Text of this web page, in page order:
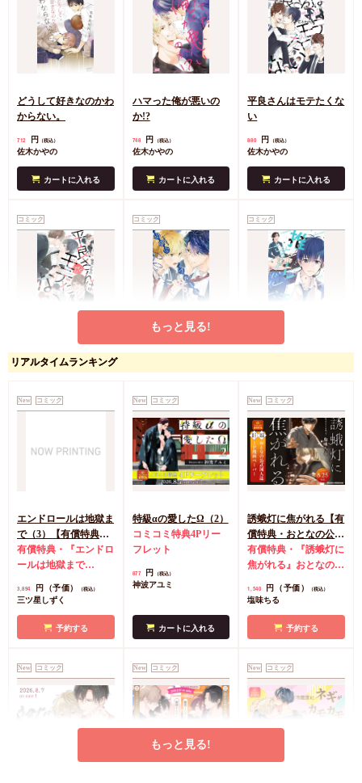
どうして好きなのかわ
からない。
712 円 （税込）
佐木かやの
カートに入れる
ハマった俺が悪いの
か!?
748 円 （税込）
佐木かやの
カートに入れる
平良さんはモテたくな
い
880 円 （税込）
佐木かやの
カートに入れる
コミック
テたくない
佐木かやの
コミック
佐木かやの
カートに入れる
コミック
（2）
円
カートに入れる
もっと見る!
リアルタイムランキング
New コミック
エンドロールは地獄ま
で（3）【有償特典・
小冊子＋箔押しA5ア
クリルボード】
有償特典・『エンドロ
ールは地獄まで
典・『エンドロールは
しA5アクリルボード
コミコミ特典8P小冊
風A5イラストカード
3,894 円（予価） （税込）
三ツ星しずく
予約する
New コミック
特級αの愛したΩ（2）
コミコミ特典4Pリー
フレット
877 円 （税込）
神波アユミ
カートに入れる
New コミック
誘蛾灯に焦がれる【有
償特典・おとなの公式
同人誌】
有償特典・『誘蛾灯に
焦がれる』おとなの公
典漫画ペーパー
1,540 円（予価） （税込）
塩味ちる
予約する
New コミック New コミック New コミック
もっと見る!